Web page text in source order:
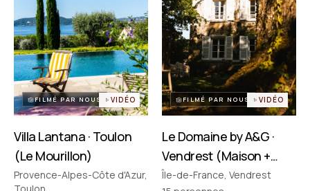
FILMÉ PAR NOUS VIDÉO
Villa Lantana · Toulon
(Le Mourillon)
Provence-Alpes-Côte d'Azur,
Toulon
FILMÉ PAR NOUS VIDÉO
Le Domaine by A&G ·
Vendrest (Maison +
Pavillon)
Île-de-France, Vendrest